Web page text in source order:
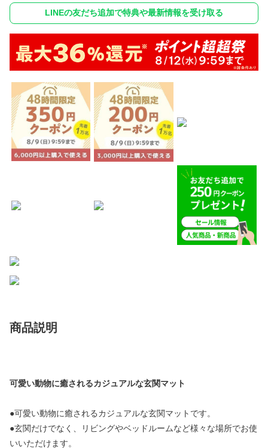
LINEの友だち追加で特典や最新情報を受け取る
商品説明
可愛い動物に癒されるカジュアルな玄関マット
●可愛い動物に癒されるカジュアルな玄関マットです。
●玄関だけでなく、リビングやベッドルームなど様々な場所でお使
いいただけます。